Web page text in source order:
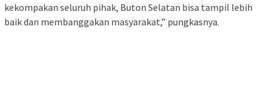
kekompakan seluruh pihak, Buton Selatan bisa tampil lebih
baik dan membanggakan masyarakat,” pungkasnya.